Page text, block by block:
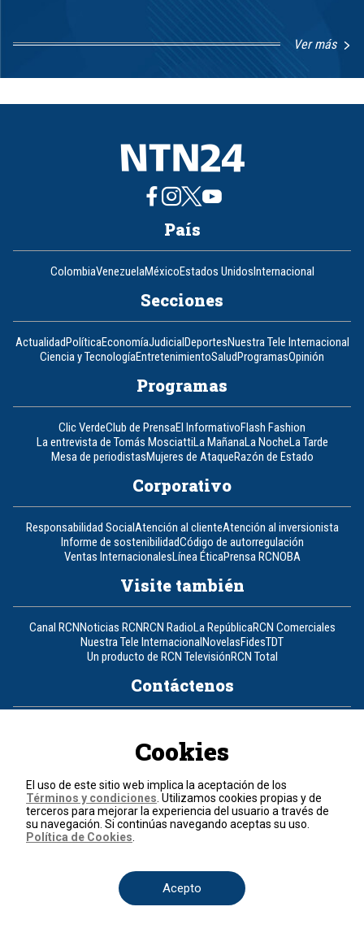
Ver más
8
País
ColombiaVenezuelaMéxicoEstados UnidosInternacional
Secciones
ActualidadPolíticaEconomíaJudicialDeportesNuestra Tele Internacional
Ciencia y TecnologíaEntretenimientoSaludProgramasOpinión
Programas
Clic VerdeClub de PrensaEl InformativoFlash Fashion
La entrevista de Tomás MosciattiLa MañanaLa NocheLa Tarde
Mesa de periodistasMujeres de AtaqueRazón de Estado
Corporativo
Responsabilidad SocialAtención al clienteAtención al inversionista
Informe de sostenibilidadCódigo de autorregulación
Ventas InternacionalesLínea ÉticaPrensa RCNOBA
Visite también
Canal RCNNoticias RCNRCN RadioLa RepúblicaRCN Comerciales
Nuestra Tele InternacionalNovelasFidesTDT
Un producto de RCN TelevisiónRCN Total
Contáctenos
Política de cookies
Términos y condiciones
© 2026, RCN Medios.
Todos los derechos reservados.
Cookies
El uso de este sitio web implica la aceptación de los
Términos y condiciones . Utilizamos cookies propias y de
terceros para mejorar la experiencia del usuario a través de
su navegación. Si continúas navegando aceptas su uso.
Política de Cookies
Acepto